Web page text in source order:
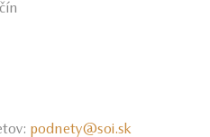
podnety@soi.sk